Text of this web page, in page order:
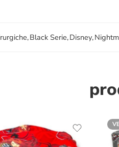
,Black Serie,Disney,